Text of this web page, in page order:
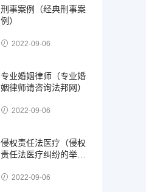
刑事案例（经典刑事案
例）
2022-09-06
专业婚姻律师（专业婚
姻律师请咨询法邦网）
2022-09-06
侵权责任法医疗（侵权
责任法医疗纠纷的举
2022-09-06